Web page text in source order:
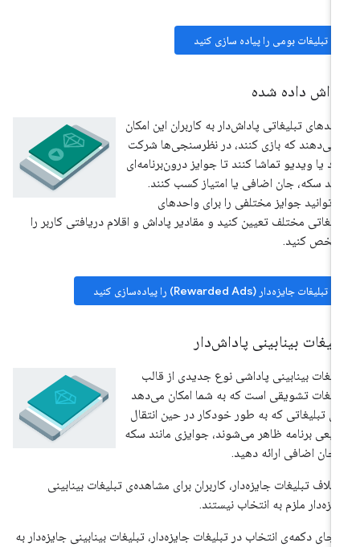
تبلیغات بومی را پیاده سازی کنید
داده شده
تبلیغاتی پاداش‌دار به کاربران این امکان
می‌دهند که بازی کنند، در نظرسنجی‌ها شرکت
یا ویدیو تماشا کنند تا جوایز درون‌برنامه‌ای
سکه، جان اضافی یا امتیاز کسب کنند.
جوایز مختلفی را برای واحدهای
مختلف تعیین کنید و مقادیر پاداش و اقلام دریافتی کاربر را
کنید.
تبلیغات جایزه‌دار (Rewarded Ads) را پیاده‌سازی کنید
بینابینی پاداش‌دار
بینابینی پاداشی نوع جدیدی از قالب
تشویقی است که به شما امکان می‌دهد
تبلیغاتی که به طور خودکار در حین انتقال
برنامه ظاهر می‌شوند، جوایزی مانند سکه
جان اضافی ارائه دهید.
تبلیغات جایزه‌دار، کاربران برای مشاهده‌ی تبلیغات بینابینی
ملزم به انتخاب نیستند.
جای دکمه‌ی انتخاب در تبلیغات جایزه‌دار، تبلیغات بینابینی جایزه‌دار به